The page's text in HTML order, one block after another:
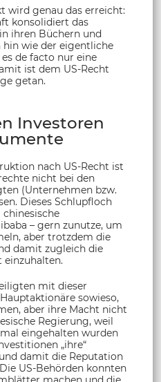
wird genau das erreicht:
konsolidiert das
ihren Büchern und
wie der eigentliche
de facto nur eine
ist dem US-Recht
getan.
Investoren
nach US-Recht ist
nicht bei den
(Unternehmen bzw.
Dieses Schlupfloch
– gern zunutze, um
aber trotzdem die
damit zugleich die
einzuhalten.
mit dieser
sowieso,
aber ihre Macht nicht
Regierung, weil
eingehalten wurden
„ihre“
damit die Reputation
US-Behörden konnten